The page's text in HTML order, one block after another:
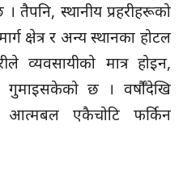
तैपनि, स्थानीय प्रहरीहरूको
क्षेत्र र अन्य स्थानका होटल
व्यवसायीको मात्र होइन,
गुमाइसकेको छ । वर्षौँदेखि
आत्मबल एकैचोटि फर्किन